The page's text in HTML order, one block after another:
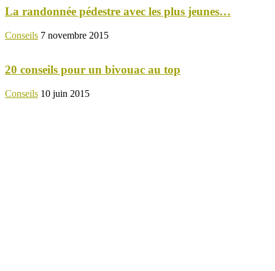
La randonnée pédestre avec les plus jeunes…
Conseils 7 novembre 2015
20 conseils pour un bivouac au top
Conseils 10 juin 2015